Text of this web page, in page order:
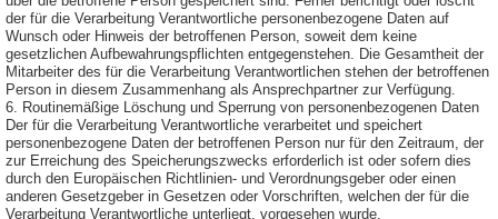
der für die Verarbeitung Verantwortliche personenbezogene Daten auf
Wunsch oder Hinweis der betroffenen Person, soweit dem keine
gesetzlichen Aufbewahrungspflichten entgegenstehen. Die Gesamtheit der
Mitarbeiter des für die Verarbeitung Verantwortlichen stehen der betroffenen
Person in diesem Zusammenhang als Ansprechpartner zur Verfügung.
6. Routinemäßige Löschung und Sperrung von personenbezogenen Daten
Der für die Verarbeitung Verantwortliche verarbeitet und speichert
personenbezogene Daten der betroffenen Person nur für den Zeitraum, der
zur Erreichung des Speicherungszwecks erforderlich ist oder sofern dies
durch den Europäischen Richtlinien- und Verordnungsgeber oder einen
anderen Gesetzgeber in Gesetzen oder Vorschriften, welchen der für die
Verarbeitung Verantwortliche unterliegt, vorgesehen wurde.